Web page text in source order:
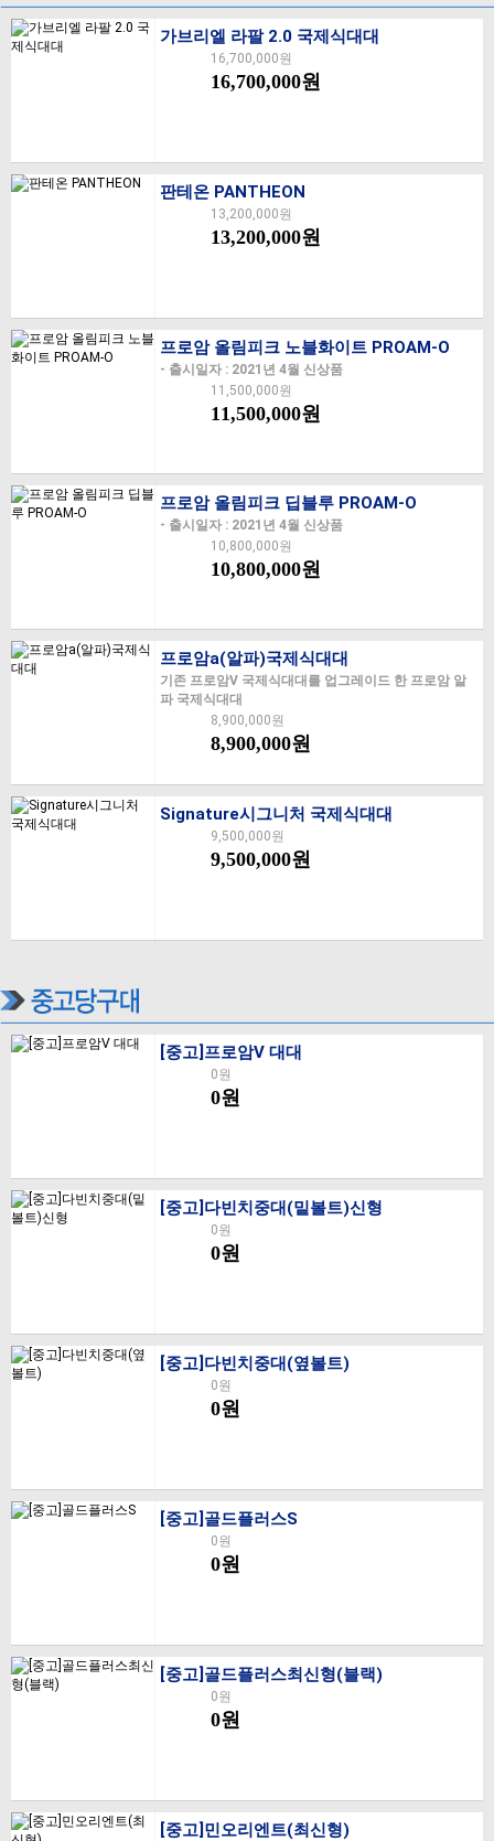
가브리엘 라팔 2.0 국제식대대
16,700,000원
16,700,000원
판테온 PANTHEON
13,200,000원
13,200,000원
프로암 올림피크 노블화이트 PROAM-O
- 출시일자 : 2021년 4월 신상품
11,500,000원
11,500,000원
프로암 올림피크 딥블루 PROAM-O
- 출시일자 : 2021년 4월 신상품
10,800,000원
10,800,000원
프로암a(알파)국제식대대
기존 프로암V 국제식대대를 업그레이드 한 프로암 알
파 국제식대대
8,900,000원
8,900,000원
Signature시그니처 국제식대대
9,500,000원
9,500,000원
[중고]프로암V 대대
0원
0원
[중고]다빈치중대(밑볼트)신형
0원
0원
[중고]다빈치중대(옆볼트)
0원
0원
[중고]골드플러스S
0원
0원
[중고]골드플러스최신형(블랙)
0원
0원
[중고]민오리엔트(최신형)